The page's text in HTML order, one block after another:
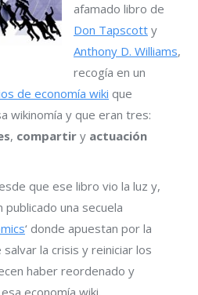
afamado libro de
Don Tapscott y
Anthony D. Williams,
recogía en un
de economía wiki que
wikinomía y que eran tres:
, compartir y actuación
que ese libro vio la luz y,
una secuela
‘ donde apuestan por la
la crisis y reiniciar los
haber reordenado y